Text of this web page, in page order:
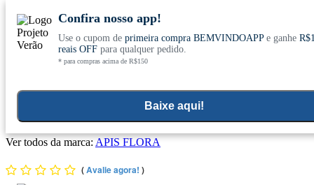
Conheça nosso site novo! E comemore com 0
Confira nosso app!
Use o cupom de primeira compra BEMVINDOAPPe ganhe
reais OFFpara qualquer pedido.
* para compras acima de R$150
Baixe aqui!
Ver todos da marca: APIS FLORA
(Avalie agora! )